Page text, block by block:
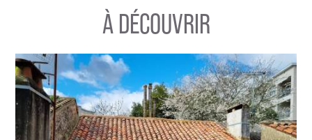
À DÉCOUVRIR